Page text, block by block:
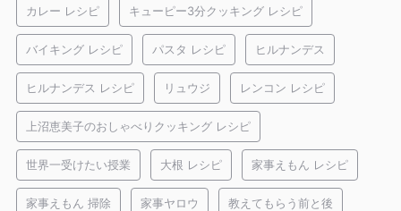
カレー レシピ キューピー3分クッキング レシピ
バイキング レシピ パスタ レシピ ヒルナンデス
ヒルナンデス レシピ リュウジ レンコン レシピ
上沼恵美子のおしゃべりクッキング レシピ
世界一受けたい授業 大根 レシピ 家事えもん レシピ
家事えもん 掃除 家事ヤロウ 教えてもらう前と後